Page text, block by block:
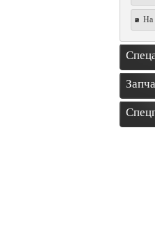
На